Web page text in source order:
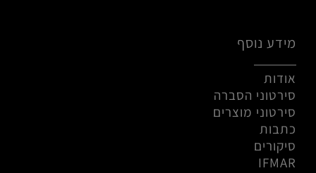
מידע נוסף
אודות
סירטוני הסברה
סירטוני מוצרים
כתבות
סיקורים
IFMAR